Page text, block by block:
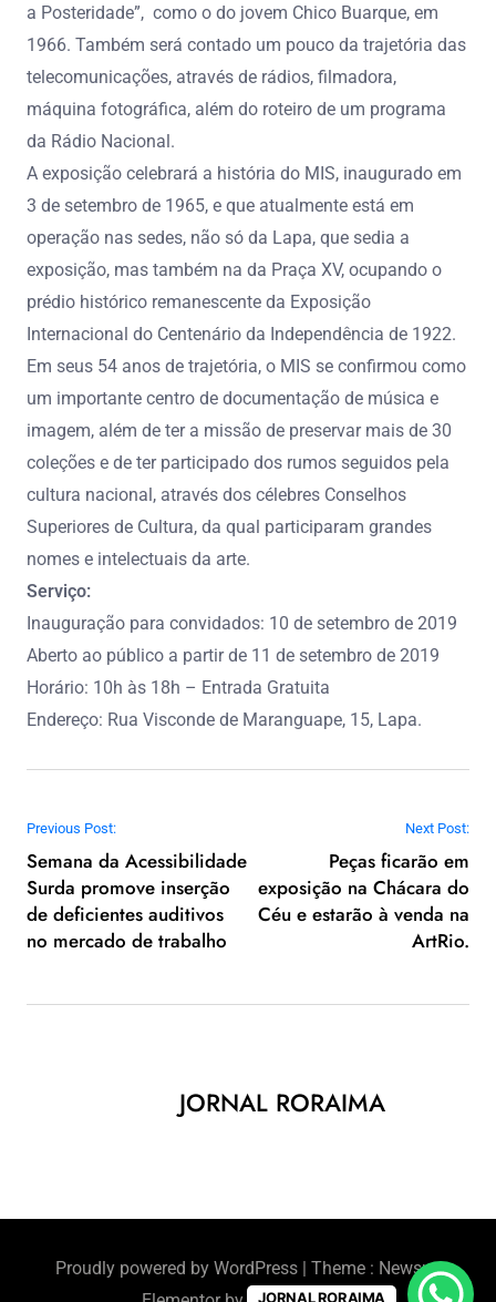
a Posteridade”, como o do jovem Chico Buarque, em
1966. Também será contado um pouco da trajetória das
telecomunicações, através de rádios, filmadora,
máquina fotográfica, além do roteiro de um programa
da Rádio Nacional.
A exposição celebrará a história do MIS, inaugurado em
3 de setembro de 1965, e que atualmente está em
operação nas sedes, não só da Lapa, que sedia a
exposição, mas também na da Praça XV, ocupando o
prédio histórico remanescente da Exposição
Internacional do Centenário da Independência de 1922.
Em seus 54 anos de trajetória, o MIS se confirmou como
um importante centro de documentação de música e
imagem, além de ter a missão de preservar mais de 30
coleções e de ter participado dos rumos seguidos pela
cultura nacional, através dos célebres Conselhos
Superiores de Cultura, da qual participaram grandes
nomes e intelectuais da arte.
Serviço:
Inauguração para convidados: 10 de setembro de 2019
Aberto ao público a partir de 11 de setembro de 2019
Horário: 10h às 18h – Entrada Gratuita
Endereço: Rua Visconde de Maranguape, 15, Lapa.
Navegação de Post
Previous Post:
Semana da Acessibilidade
Surda promove inserção
de deficientes auditivos
no mercado de trabalho
Next Post:
Peças ficarão em
exposição na Chácara do
Céu e estarão à venda na
ArtRio.
JORNAL RORAIMA
Proudly powered by WordPress | Theme : Newsus
JORNAL RORAIMA